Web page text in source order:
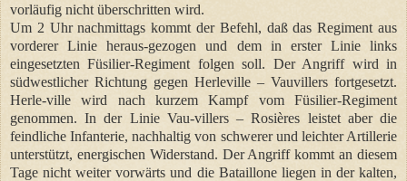
vorläufig nicht überschritten wird.
Um 2 Uhr nachmittags kommt der Befehl, daß das Regiment aus
vorderer Linie heraus-gezogen und dem in erster Linie links
eingesetzten Füsilier-Regiment folgen soll. Der Angriff wird in
südwestlicher Richtung gegen Herleville – Vauvillers fortgesetzt.
Herle-ville wird nach kurzem Kampf vom Füsilier-Regiment
genommen. In der Linie Vau-villers – Rosières leistet aber die
feindliche Infanterie, nachhaltig von schwerer und leichter Artillerie
unterstützt, energischen Widerstand. Der Angriff kommt an diesem
Tage nicht weiter vorwärts und die Bataillone liegen in der kalten,